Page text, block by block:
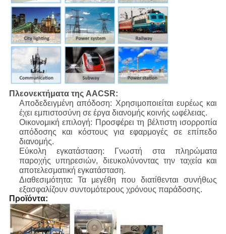
Πλεονεκτήματα της AACSR:
Αποδεδειγμένη απόδοση: Χρησιμοποιείται ευρέως και
έχει εμπιστοσύνη σε έργα διανομής κοινής ωφέλειας.
Οικονομική επιλογή: Προσφέρει τη βέλτιστη ισορροπία
απόδοσης και κόστους για εφαρμογές σε επίπεδο
διανομής.
Εύκολη εγκατάσταση: Γνωστή στα πληρώματα
παροχής υπηρεσιών, διευκολύνοντας την ταχεία και
αποτελεσματική εγκατάσταση.
Διαθεσιμότητα: Τα μεγέθη που διατίθενται συνήθως
εξασφαλίζουν συντομότερους χρόνους παράδοσης.
Προϊόντα: